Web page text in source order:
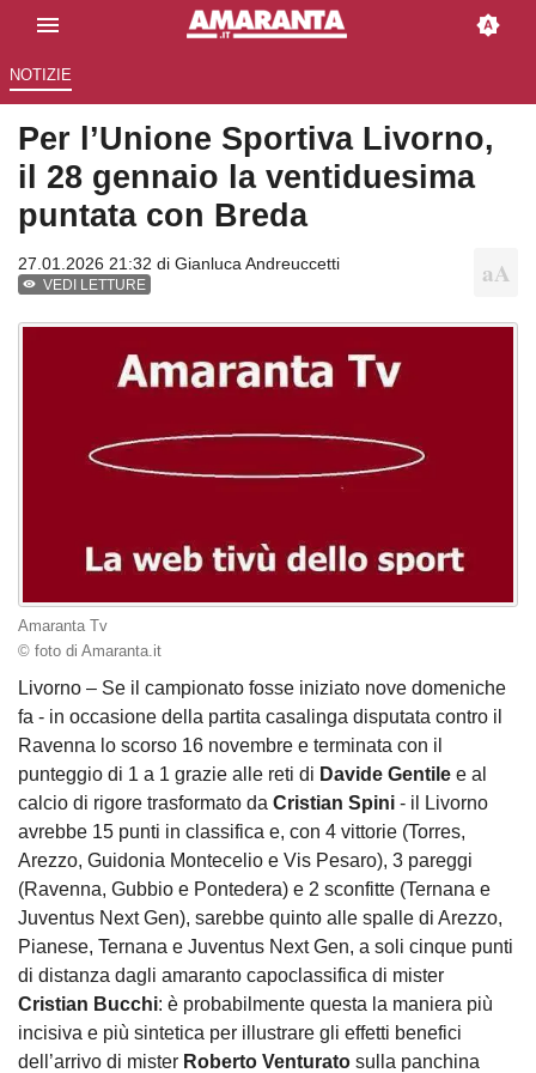
NOTIZIE
Per l’Unione Sportiva Livorno,
il 28 gennaio la ventiduesima
puntata con Breda
27.01.2026 21:32 di Gianluca Andreuccetti
VEDI LETTURE
Amaranta Tv
© foto di Amaranta.it
Livorno – Se il campionato fosse iniziato nove domeniche
fa - in occasione della partita casalinga disputata contro il
Ravenna lo scorso 16 novembre e terminata con il
punteggio di 1 a 1 grazie alle reti di Davide Gentile e al
calcio di rigore trasformato da Cristian Spini - il Livorno
avrebbe 15 punti in classifica e, con 4 vittorie (Torres,
Arezzo, Guidonia Montecelio e Vis Pesaro), 3 pareggi
(Ravenna, Gubbio e Pontedera) e 2 sconfitte (Ternana e
Juventus Next Gen), sarebbe quinto alle spalle di Arezzo,
Pianese, Ternana e Juventus Next Gen, a soli cinque punti
di distanza dagli amaranto capoclassifica di mister
Cristian Bucchi: è probabilmente questa la maniera più
incisiva e più sintetica per illustrare gli effetti benefici
dell’arrivo di mister Roberto Venturato sulla panchina